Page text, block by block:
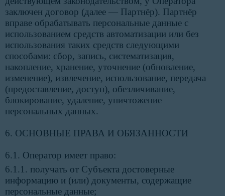
заключен договор (далее — Партнёр). Партнёр
вправе обрабатывать персональные данные с
использованием средств автоматизации или без
использования таких средств следующими
способами: сбор, запись, систематизация,
накопление, хранение, уточнение (обновление,
изменение), извлечение, использование, передача
(предоставление, доступ), обезличивание,
блокирование, удаление, уничтожение
персональных данных.
6. ОСНОВНЫЕ ПРАВА И ОБЯЗАННОСТИ
6.1. Оператор имеет право:
6.1.1. получать от Субъекта достоверные
информацию и (или) документы, содержащие
персональные данные;